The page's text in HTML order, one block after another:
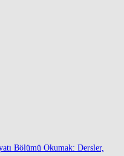
Bölümü Okumak: Dersler,